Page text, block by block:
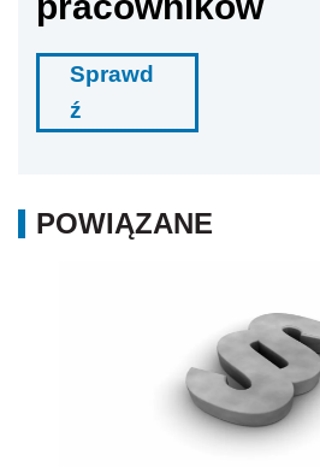
Sprawd
ź
POWIĄZANE